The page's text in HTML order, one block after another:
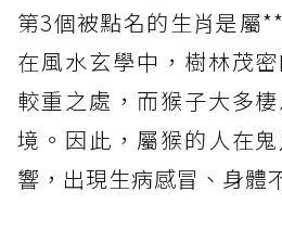
第3個被點名的生肖是屬
在風水玄學中，樹林茂
較重之處，而猴子大多
境。因此，屬猴的人在
響，出現生病感冒、身體